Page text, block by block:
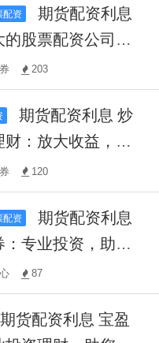
配资
期货配资利息
股票配资公司？
您投资！
203
期货配资利息 炒
财：放大收益，掘
120
配资
期货配资利息
专业投资，助您
87
期货配资利息 宝盈